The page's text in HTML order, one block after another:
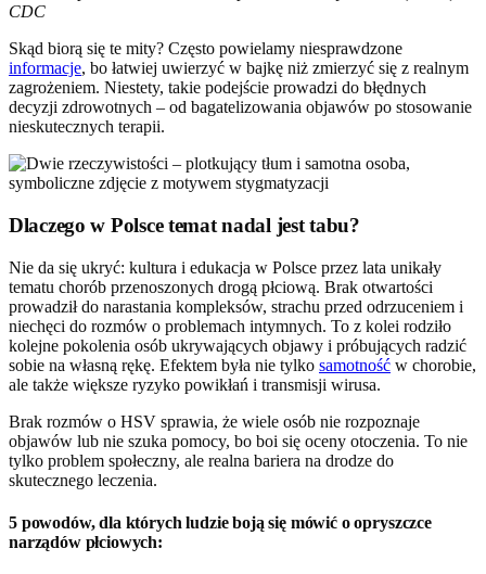
CDC
Skąd biorą się te mity? Często powielamy niesprawdzone
informacje, bo łatwiej uwierzyć w bajkę niż zmierzyć się z realnym
zagrożeniem. Niestety, takie podejście prowadzi do błędnych
decyzji zdrowotnych – od bagatelizowania objawów po stosowanie
nieskutecznych terapii.
Dlaczego w Polsce temat nadal jest tabu?
Nie da się ukryć: kultura i edukacja w Polsce przez lata unikały
tematu chorób przenoszonych drogą płciową. Brak otwartości
prowadził do narastania kompleksów, strachu przed odrzuceniem i
niechęci do rozmów o problemach intymnych. To z kolei rodziło
kolejne pokolenia osób ukrywających objawy i próbujących radzić
sobie na własną rękę. Efektem była nie tylko samotność w chorobie,
ale także większe ryzyko powikłań i transmisji wirusa.
Brak rozmów o HSV sprawia, że wiele osób nie rozpoznaje
objawów lub nie szuka pomocy, bo boi się oceny otoczenia. To nie
tylko problem społeczny, ale realna bariera na drodze do
skutecznego leczenia.
5 powodów, dla których ludzie boją się mówić o opryszczce
narządów płciowych: